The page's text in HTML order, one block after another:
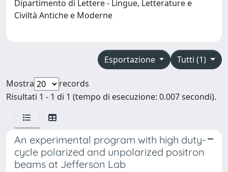
Dipartimento di Lettere - Lingue, Letterature e
Civiltà Antiche e Moderne
Tutti (1)
Esportazione
Mostra
records
Risultati 1 - 1 di 1 (tempo di esecuzione: 0.007 secondi).
An experimental program with high duty-
cycle polarized and unpolarized positron
beams at Jefferson Lab